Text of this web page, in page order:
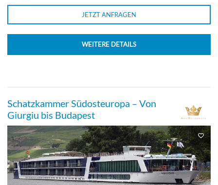
JETZT ANFRAGEN
WEITERE DETAILS
Schatzkammer Südosteuropa – Von
Giurgiu bis Budapest